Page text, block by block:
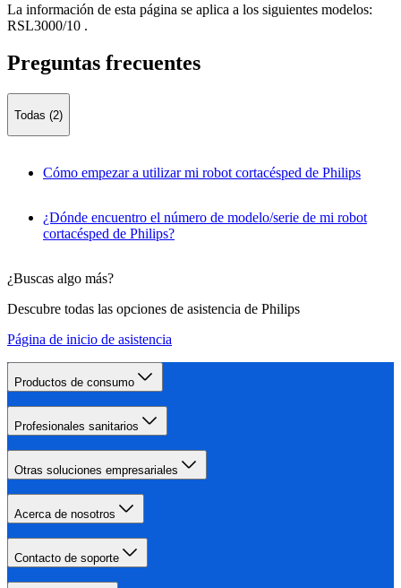
La información de esta página se aplica a los siguientes modelos:
RSL3000/10 .
Preguntas frecuentes
Todas (2)
Cómo empezar a utilizar mi robot cortacésped de Philips
¿Dónde encuentro el número de modelo/serie de mi robot
cortacésped de Philips?
¿Buscas algo más?
Descubre todas las opciones de asistencia de Philips
Página de inicio de asistencia
Productos de consumo
Profesionales sanitarios
Otras soluciones empresariales
Acerca de nosotros
Contacto de soporte